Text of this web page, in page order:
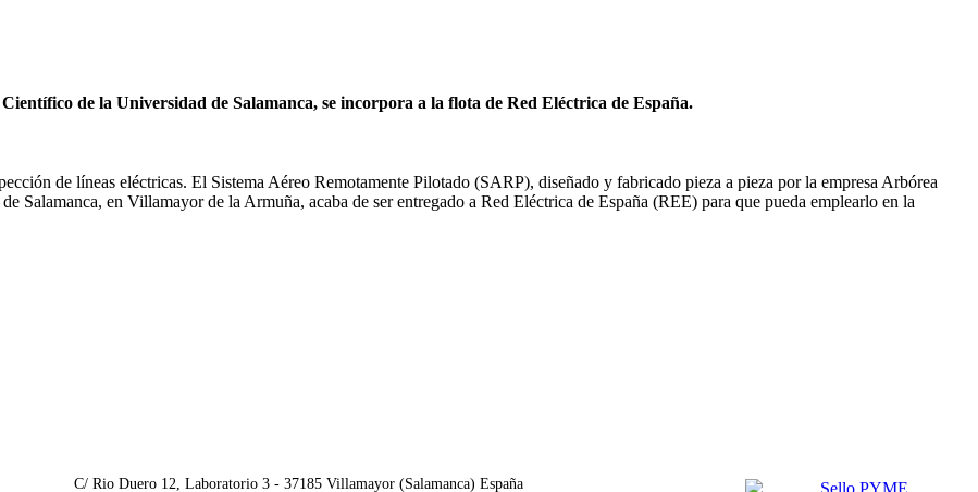
de la Universidad de Salamanca, se incorpora a la flota de Red Eléctrica de España.
de líneas eléctricas. El Sistema Aéreo Remotamente Pilotado (SARP), diseñado y fabricado pieza a pieza por la empresa Arbórea
Salamanca, en Villamayor de la Armuña, acaba de ser entregado a Red Eléctrica de España (REE) para que pueda emplearlo en la
C/ Rio Duero 12, Laboratorio 3 - 37185 Villamayor (Salamanca) España